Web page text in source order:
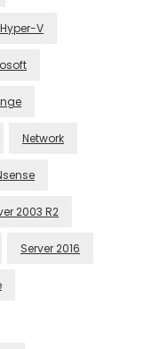
Hyper-V
Network
2003 R2
Server 2016